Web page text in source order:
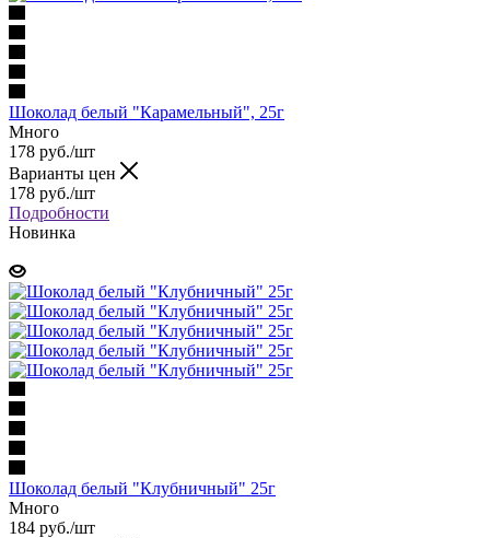
Шоколад белый "Карамельный", 25г
Много
178 руб./шт
Варианты цен
178 руб./шт
Подробности
Новинка
Шоколад белый "Клубничный" 25г
Много
184 руб./шт